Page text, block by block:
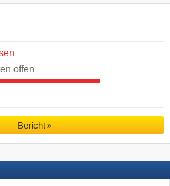
offen
Bericht